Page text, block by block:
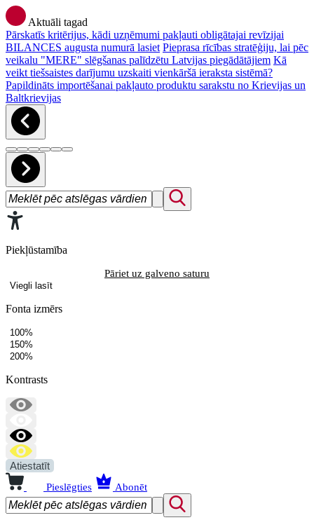
Aktuāli tagad
Pārskatīs kritērijus, kādi uzņēmumi pakļauti obligātajai revīzijai
BILANCES augusta numurā lasiet Pieprasa rīcības stratēģiju, lai pēc
veikalu "MERE" slēgšanas palīdzētu Latvijas piegādātājiem Kā
veikt tiešsaistes darījumu uzskaiti vienkāršā ieraksta sistēmā?
Papildināts importēšanai pakļauto produktu sarakstu no Krievijas un
Baltkrievijas
Piekļūstamība
Pāriet uz galveno saturu
Viegli lasīt
Fonta izmērs
100%
150%
200%
Kontrasts
Atiestatīt
Pieslēgties Abonēt